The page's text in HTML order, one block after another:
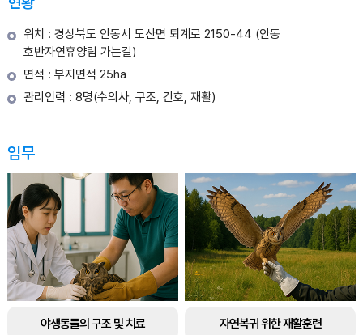
위치 : 경상북도 안동시 도산면 퇴계로 2150-44 (안동
호반자연휴양림 가는길)
면적 : 부지면적 25ha
관리인력 : 8명(수의사, 구조, 간호, 재활)
임무
야생동물의 구조 및 치료 자연복귀 위한 재활훈련